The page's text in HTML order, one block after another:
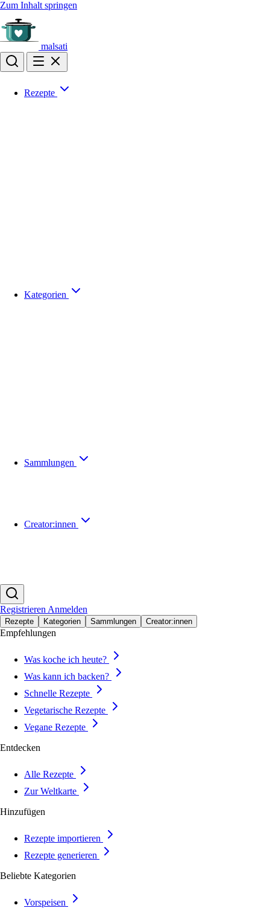
Zum Inhalt springen
malsati
Rezepte
Kategorien
Sammlungen
Creator:innen
Registrieren Anmelden
Rezepte Kategorien Sammlungen Creator:innen
Empfehlungen
Was koche ich heute?
Was kann ich backen?
Schnelle Rezepte
Vegetarische Rezepte
Vegane Rezepte
Entdecken
Alle Rezepte
Zur Weltkarte
Hinzufügen
Rezepte importieren
Rezepte generieren
Beliebte Kategorien
Vorspeisen